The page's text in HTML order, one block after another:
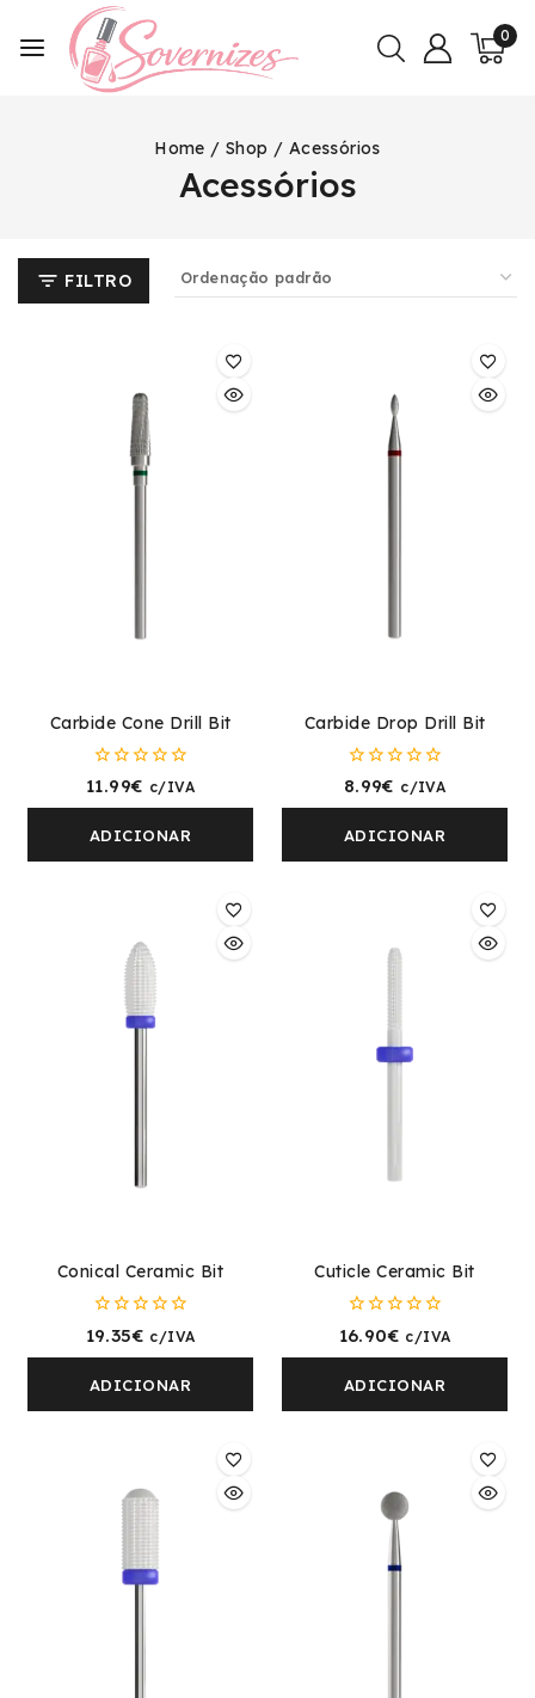
0
Home / Shop / Acessórios
Acessórios
FILTRO
Carbide Cone Drill Bit
0
5
11.99€ c/IVA
ADICIONAR
Carbide Drop Drill Bit
0
5
8.99€ c/IVA
ADICIONAR
Conical Ceramic Bit
0
fora
5
19.35€ c/IVA
ADICIONAR
Cuticle Ceramic Bit
0
fora
5
16.90€ c/IVA
ADICIONAR